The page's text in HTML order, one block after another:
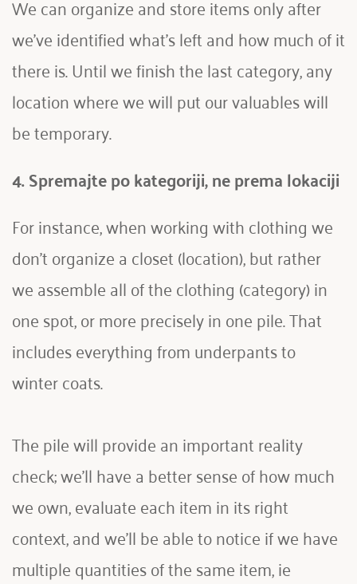
We can organize and store items only after
we've identified what's left and how much of it
there is. Until we finish the last category, any
location where we will put our valuables will
be temporary.
4. Spremajte po kategoriji, ne prema lokaciji
For instance, when working with clothing we
don't organize a closet (location), but rather
we assemble all of the clothing (category) in
one spot, or more precisely in one pile. That
includes everything from underpants to
winter coats.
The pile will provide an important reality
check; we'll have a better sense of how much
we own, evaluate each item in its right
context, and we'll be able to notice if we have
multiple quantities of the same item, ie